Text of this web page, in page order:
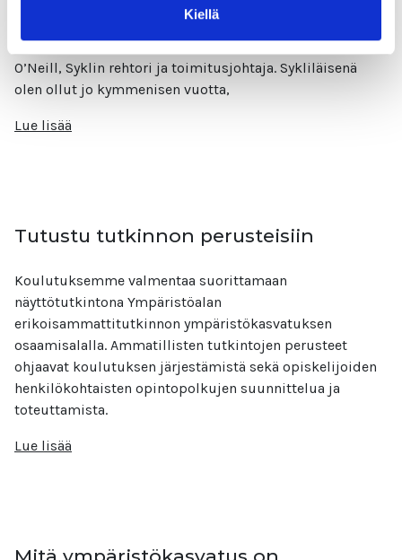
Kiellä
Rehtorin tervehdys uusille opiskelijoille, Mia O’Neill
Lämpimästi tervetuloa opiskelemaan Sykliin. Olen Mia
O’Neill, Syklin rehtori ja toimitusjohtaja. Sykliläisenä
olen ollut jo kymmenisen vuotta,
Lue lisää
Tutustu tutkinnon perusteisiin
Koulutuksemme valmentaa suorittamaan
näyttötutkintona Ympäristöalan
erikoisammattitutkinnon ympäristökasvatuksen
osaamisalalla. Ammatillisten tutkintojen perusteet
ohjaavat koulutuksen järjestämistä sekä opiskelijoiden
henkilökohtaisten opintopolkujen suunnittelua ja
toteuttamista.
Lue lisää